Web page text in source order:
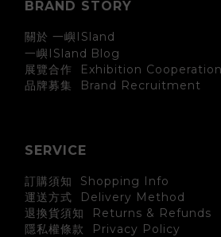
BRAND STORY
關於 一嶼ISland
一嶼ISland Blog
展覽合作 Exhibition Cooperation
品牌募集 Brand Recruitment
SERVICE
訂購須知 Shopping Info
運送方式 Delivery Method
退換貨須知 Returns & Refunds
隱私權條款 Privacy Policy